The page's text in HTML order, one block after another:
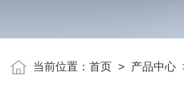
当前位置：首页 > 产品中心